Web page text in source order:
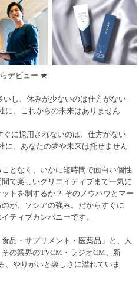
デビュー ★
いし、休みが少ないのは仕方がない
に、これからの未来はありません
ぐに採用されないのは、仕方がない
に、あなたの夢や未来は托せません
となく、いかに短時間で面白い個性
で楽しいクリエイティブまで一気に
トを制するか？ そのノウハウとマー
が、ソシアの強み。だからすぐに
ティブカンパニーです。
品・サプリメント・医薬品」と、人
の業界のTVCM・ラジオCM、新
、やりがいと楽しさに溢れていま